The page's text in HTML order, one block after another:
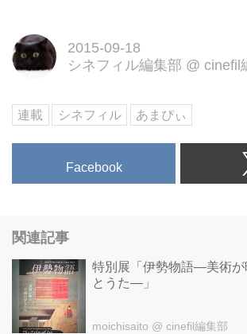
ィ映画史上ナンバ
を巻き起こした”
一体今度は何を
2015-09-18
シネフィル編集部 @ cinefil
連載 シネフィル あまぴぃ
Facebook
関連記事
特別展「伊勢物語―美術が
とうた―」
moichisaito @ cinefil編集部